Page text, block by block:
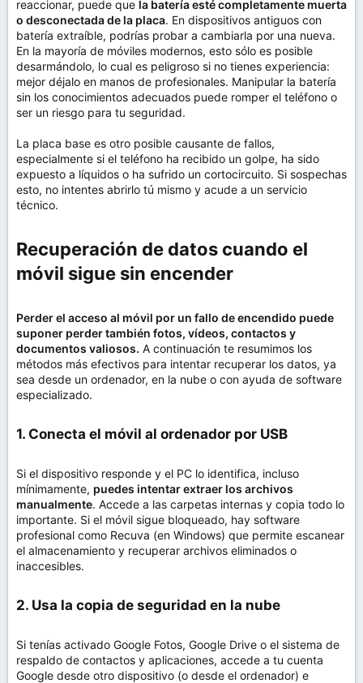
reaccionar, puede que la batería esté completamente muerta
o desconectada de la placa. En dispositivos antiguos con
batería extraíble, podrías probar a cambiarla por una nueva.
En la mayoría de móviles modernos, esto sólo es posible
desarmándolo, lo cual es peligroso si no tienes experiencia:
mejor déjalo en manos de profesionales. Manipular la batería
sin los conocimientos adecuados puede romper el teléfono o
ser un riesgo para tu seguridad.
La placa base es otro posible causante de fallos,
especialmente si el teléfono ha recibido un golpe, ha sido
expuesto a líquidos o ha sufrido un cortocircuito. Si sospechas
esto, no intentes abrirlo tú mismo y acude a un servicio
técnico.
Recuperación de datos cuando el
móvil sigue sin encender​
Perder el acceso al móvil por un fallo de encendido puede
suponer perder también fotos, vídeos, contactos y
documentos valiosos. A continuación te resumimos los
métodos más efectivos para intentar recuperar los datos, ya
sea desde un ordenador, en la nube o con ayuda de software
especializado.
1. Conecta el móvil al ordenador por USB​
Si el dispositivo responde y el PC lo identifica, incluso
mínimamente, puedes intentar extraer los archivos
manualmente. Accede a las carpetas internas y copia todo lo
importante. Si el móvil sigue bloqueado, hay software
profesional como Recuva (en Windows) que permite escanear
el almacenamiento y recuperar archivos eliminados o
inaccesibles.
2. Usa la copia de seguridad en la nube​
Si tenías activado Google Fotos, Google Drive o el sistema de
respaldo de contactos y aplicaciones, accede a tu cuenta
Google desde otro dispositivo (o desde el ordenador) e